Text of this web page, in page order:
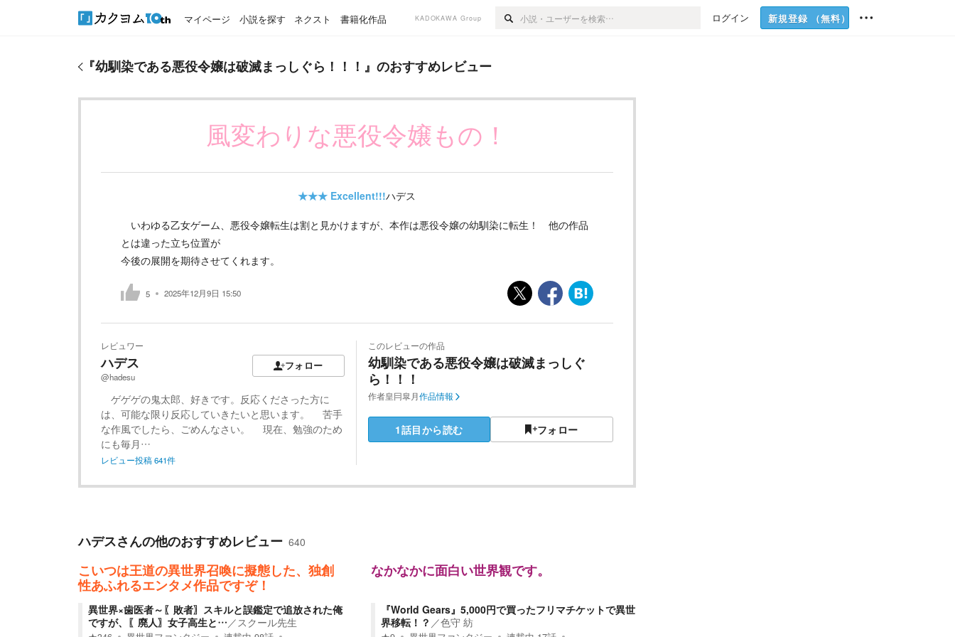
マイページ 小説を探す ネクスト 書籍化作品 KADOKAWA Group ログイン 新規登録 （無料）
『幼馴染である悪役令嬢は破滅まっしぐら！！！ 』のおすすめレビュー
風変わりな悪役令嬢もの！
★★★ Excellent!!!ハデス
いわゆる乙女ゲーム、悪役令嬢転生は割と見かけますが、本作は悪役令嬢の幼馴染に転生！ 他の作品
とは違った立ち位置が
今後の展開を期待させてくれます。
5 2025年12月9日 15:50
レビュワー
ハデス
@hadesu
フォロー
ゲゲゲの鬼太郎、好きです。反応くださった方に
は、可能な限り反応していきたいと思います。 苦手
な作風でしたら、ごめんなさい。 現在、勉強のため
にも毎月…
レビュー投稿641件
このレビューの作品
幼馴染である悪役令嬢は破滅まっしぐ
ら！！！
作者皇冃皐月作品情報
1話目から読む フォロー
ハデスさんの他のおすすめレビュー 640
こいつは王道の異世界召喚に擬態した、独創
性あふれるエンタメ作品ですぞ！
異世界×歯医者～〖敗者〗スキルと誤鑑定で追放された俺
ですが、〖廃人〗女子高生と…／スクール先生
なかなかに面白い世界観です。
『World Gears』5,000円で買ったフリマチケットで異世
界移転！？ ／色守 紡